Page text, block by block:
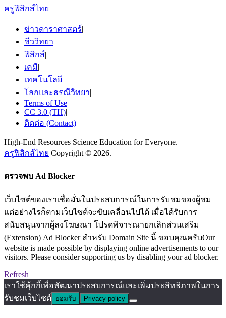
ครูฟิสิกส์ไทย
ข่าวดาราศาสตร์|
ชีววิทยา|
ฟิสิกส์|
เคมี|
เทคโนโลยี|
โลกและธรณีวิทยา|
Terms of Use|
CC 3.0 (TH)|
ติดต่อ (Contact)|
High-End Resources Science Education for Everyone.
ครูฟิสิกส์ไทย Copyright © 2026.
ตรวจพบ Ad Blocker
เว็บไซต์ของเราเชื่อมั่นในประสบการณ์ในการรับชมของผู้ชม
แต่อย่างไรก็ตามเว็บไซต์จะขับเคลื่อนไปได้ เมื่อได้รับการ
สนับสนุนจากผู้ลงโฆษณา โปรดพิจารณายกเลิกส่วนเสริม
(Extension) Ad Blocker สำหรับ Domain Site นี้ ขอบคุณครับOur
website is made possible by displaying online advertisements to our
visitors. Please consider supporting us by disabling your ad blocker.
Refresh
เราใช้คุ้กกี้เพื่อพัฒนาประสบการณ์และเพิ่มประสิทธิภาพในการ
รับชมเว็บไซต์ ยอมรับ Privacy policy